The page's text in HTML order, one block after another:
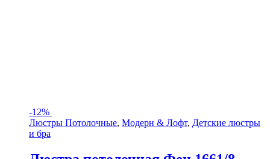
-12%
Люстры Потолочные, Модерн & Лофт, Детские люстры
и бра